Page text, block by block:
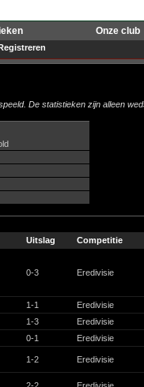
Onze club
De statistieken zijn alleen
Uitslag Competitie
0-3 Eredivisie
1-1
Eredivisie
1-3
Eredivisie
0-1 Eredivisie
1-2 Eredivisie